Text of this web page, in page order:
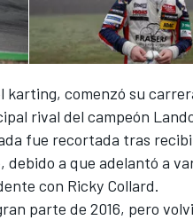
comenzó su
rival del campeón
fue recortada tras
a que adelantó a
con Ricky Collard.
parte de 2016, pero